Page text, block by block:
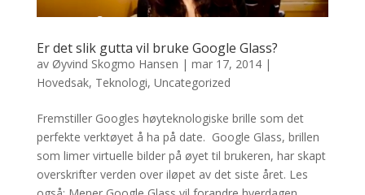
Er det slik gutta vil bruke Google Glass?
av Øyvind Skogmo Hansen | mar 17, 2014|
Hovedsak, Teknologi, Uncategorized
Fremstiller Googles høyteknologiske brille som det
perfekte verktøyet å ha på date. Google Glass, brillen
som limer virtuelle bilder på øyet til brukeren, har skapt
overskrifter verden over iløpet av det siste året. Les